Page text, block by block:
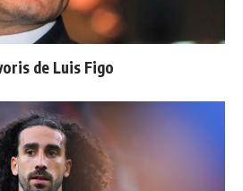
de Luis Figo